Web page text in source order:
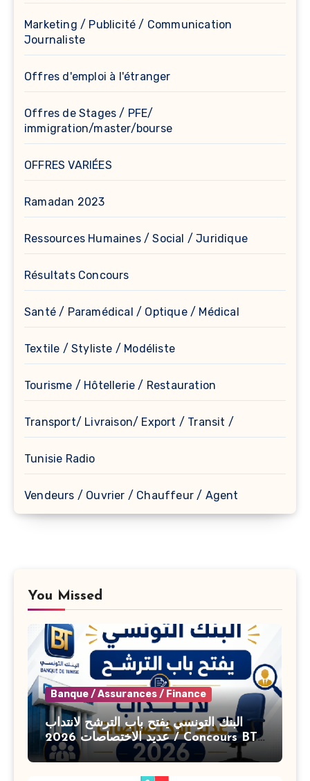
Marketing / Publicité / Communication
Journaliste
Offres d'emploi à l'étranger
Offres de Stages / PFE/
immigration/master/bourse
OFFRES VARIÉES
Ramadan 2023
Ressources Humaines / Social / Juridique
Résultats Concours
Santé / Paramédical / Optique / Médical
Textile / Styliste / Modéliste
Tourisme / Hôtellerie / Restauration
Transport/ Livraison/ Export / Transit /
Tunisie Radio
Vendeurs / Ouvrier / Chauffeur / Agent
You Missed
Banque / Assurances / Finance
البنك التونسي يفتح باب الترشح لانتداب
عديد الاختصاصات 2026 / Concours BT
Banque de Tunisie 2026